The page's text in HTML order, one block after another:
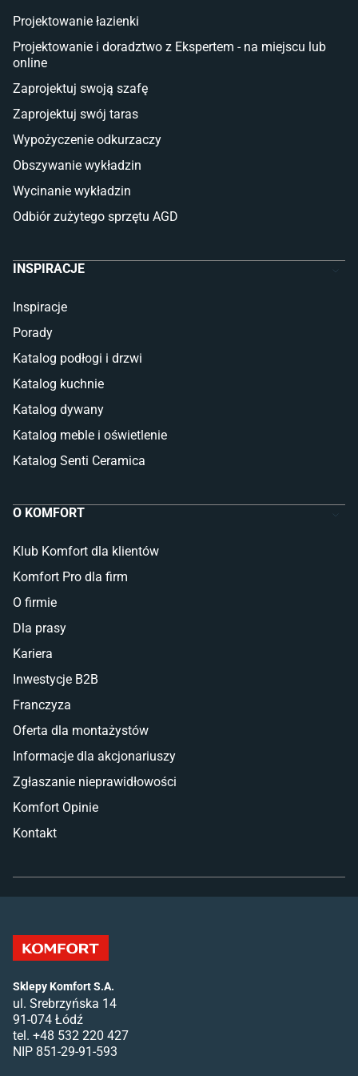
Płytki na balkon
Lampy stojące LED
Płytki
Płytki betonowe
Płytki Cersanit
Płytki wielkoformatowe
Glazura
Płytki marmurowe
Projektowanie łazienki
Projektowanie i doradztwo z Ekspertem - na miejscu lub
online
Zaprojektuj swoją szafę
Zaprojektuj swój taras
Wypożyczenie odkurzaczy
Obszywanie wykładzin
Wycinanie wykładzin
Odbiór zużytego sprzętu AGD
INSPIRACJE
Inspiracje
Porady
Katalog podłogi i drzwi
Katalog kuchnie
Katalog dywany
Katalog meble i oświetlenie
Katalog Senti Ceramica
O KOMFORT
Klub Komfort dla klientów
Komfort Pro dla firm
O firmie
Dla prasy
Kariera
Inwestycje B2B
Franczyza
Oferta dla montażystów
Informacje dla akcjonariuszy
Zgłaszanie nieprawidłowości
Komfort Opinie
Kontakt
Sklepy Komfort S.A.
ul. Srebrzyńska 14
91-074 Łódź
tel. +48 532 220 427
NIP 851-29-91-593